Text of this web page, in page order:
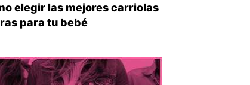
elegir las mejores carriolas
para tu bebé